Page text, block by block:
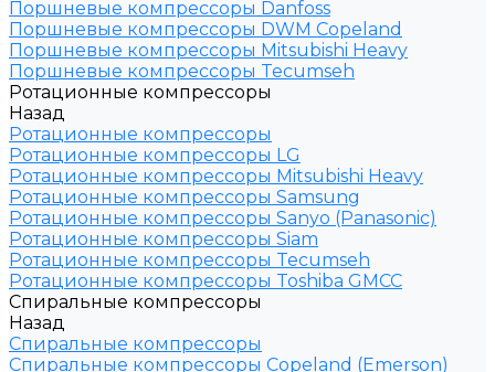
Поршневые компрессоры Danfoss
Поршневые компрессоры DWM Copeland
Поршневые компрессоры Mitsubishi Heavy
Поршневые компрессоры Tecumseh
Ротационные компрессоры
Назад
Ротационные компрессоры
Ротационные компрессоры LG
Ротационные компрессоры Mitsubishi Heavy
Ротационные компрессоры Samsung
Ротационные компрессоры Sanyo (Panasonic)
Ротационные компрессоры Siam
Ротационные компрессоры Tecumseh
Ротационные компрессоры Toshiba GMCC
Спиральные компрессоры
Назад
Спиральные компрессоры
Спиральные компрессоры Copeland (Emerson)